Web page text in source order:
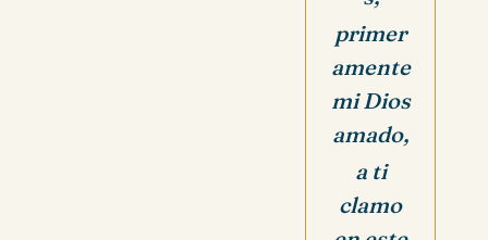
primer
amente
mi Dios
amado,
a ti
clamo